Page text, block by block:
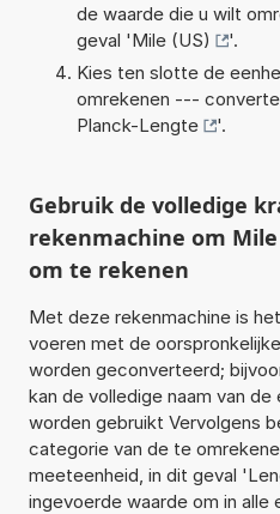
de waarde die u wilt
geval 'Mile (US)
'.
Kies ten slotte de
omrekenen ---
Planck-Lengte
'.
Gebruik de volledige
rekenmachine om
om te rekenen
Met deze rekenmachine is
voeren met de
worden geconverteerd;
kan de volledige naam van
worden gebruikt Vervolgens
categorie van de te
meeteenheid, in dit geval
ingevoerde waarde om in alle